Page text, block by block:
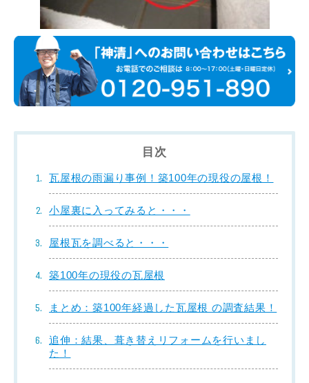
目次
瓦屋根の雨漏り事例！築100年の現役の屋根！
小屋裏に入ってみると・・・
屋根瓦を調べると・・・
築100年の現役の瓦屋根
まとめ：築100年経過した瓦屋根 の調査結果！
追伸：結果、葺き替えリフォームを行いまし
た！